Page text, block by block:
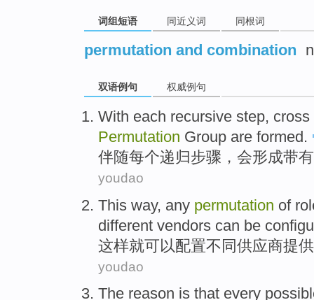
词组短语 同近义词 同根词
permutation and combination
双语例句 权威例句
With each recursive step,
Permutation Group are formed.
伴随每个递归步骤 ，会形成带有
youdao
This way, any permutation of
different vendors can be
这样就可以配置不同供应商提供
youdao
The reason is that every